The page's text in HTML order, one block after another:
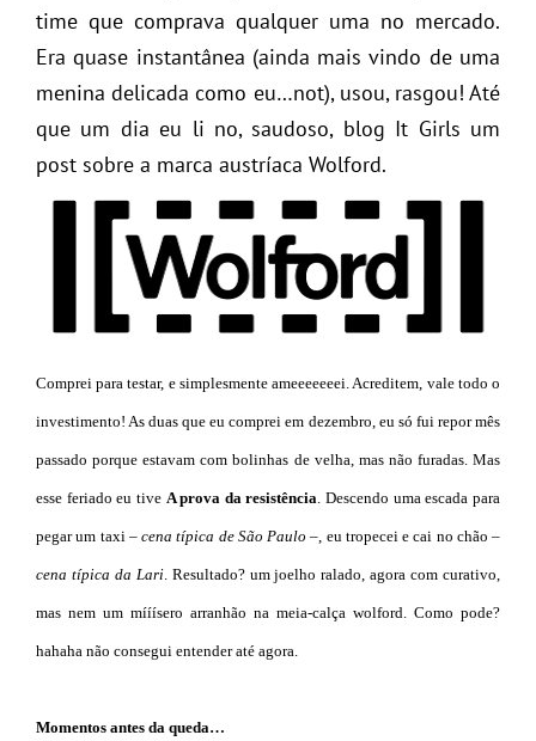
time que comprava qualquer uma no mercado.
Era quase instantânea (ainda mais vindo de uma
menina delicada como eu…not), usou, rasgou! Até
que um dia eu li no, saudoso, blog It Girls um
post sobre a marca austríaca Wolford.
Comprei para testar, e simplesmente ameeeeeeei. Acreditem, vale todo o
investimento! As duas que eu comprei em dezembro, eu só fui repor mês
passado porque estavam com bolinhas de velha, mas não furadas. Mas
esse feriado eu tive A prova da resistência . Descendo uma escada para
pegar um taxi – cena típica de São Paulo – , eu tropecei e cai no chão –
cena típica da Lari. Resultado? um joelho ralado, agora com curativo,
mas nem um mííísero arranhão na meia-calça wolford. Como pode?
hahaha não consegui entender até agora.
Momentos antes da queda…